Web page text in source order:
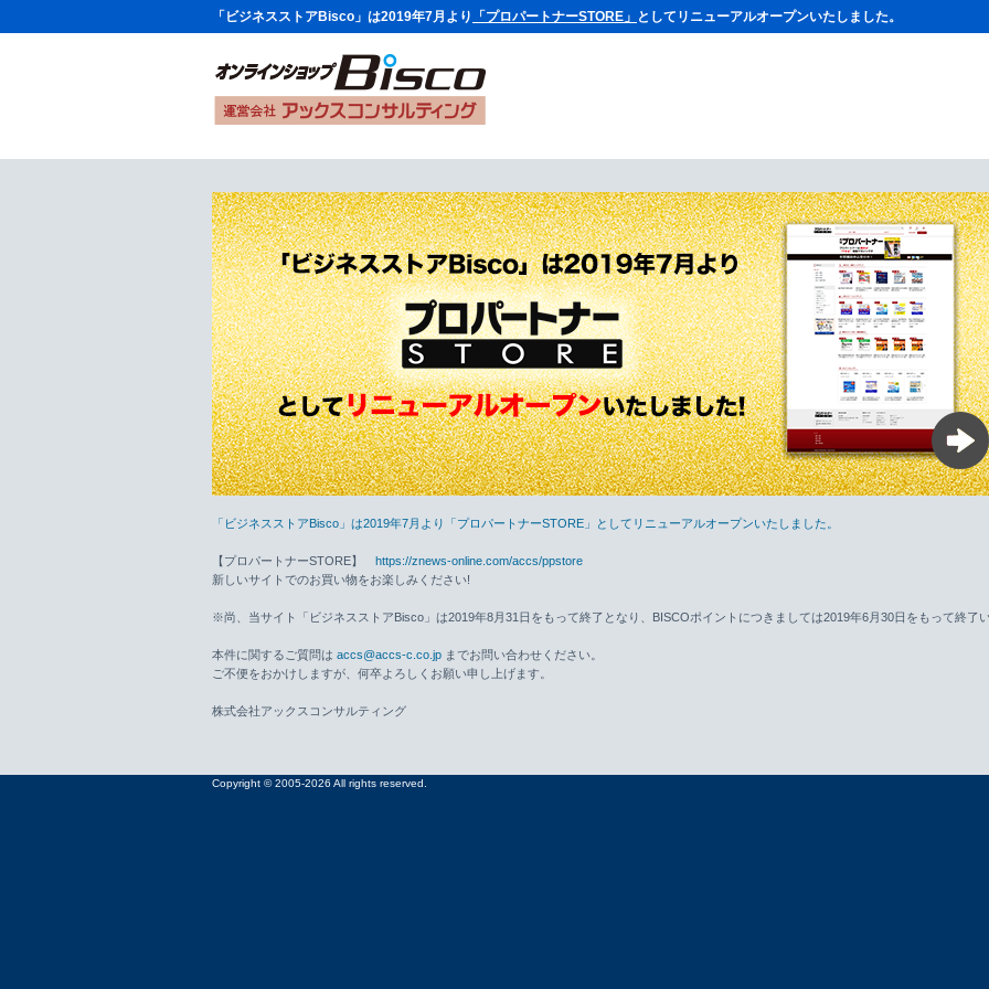
「ビジネスストアBisco」は2019年7月より 「プロパートナーSTORE」 としてリニューアルオープンいたしました。
「ビジネスストアBisco」は2019年7月より「プロパートナーSTORE」としてリニューアルオープンいたしました。
【プロパートナーSTORE】 https://znews-online.com/accs/ppstore
新しいサイトでのお買い物をお楽しみください!
※尚、当サイト「ビジネスストアBisco」は2019年8月31日をもって終了となり、BISCOポイントにつきましては2019年6月30日をもって終了
本件に関するご質問は accs@accs-c.co.jp までお問い合わせください。
ご不便をおかけしますが、何卒よろしくお願い申し上げます。
株式会社アックスコンサルティング
Copyright © 2005-2026 All rights reserved.